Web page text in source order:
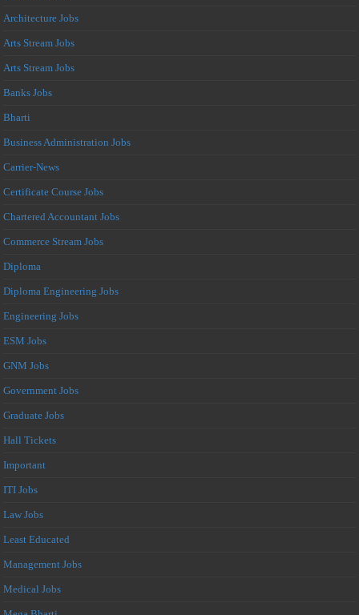
Architecture Jobs
Arts Stream Jobs
Arts Stream Jobs
Banks Jobs
Bharti
Business Administration Jobs
Carrier-News
Certificate Course Jobs
Chartered Accountant Jobs
Commerce Stream Jobs
Diploma
Diploma Engineering Jobs
Engineering Jobs
ESM Jobs
GNM Jobs
Government Jobs
Graduate Jobs
Hall Tickets
Important
ITI Jobs
Law Jobs
Least Educated
Management Jobs
Medical Jobs